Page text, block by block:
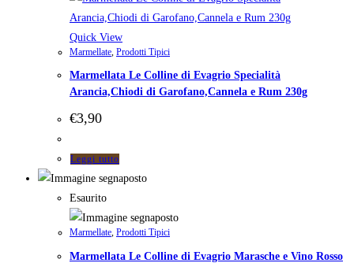
Quick View
Marmellate, Prodotti Tipici
Marmellata Le Colline di Evagrio Specialità
Arancia,Chiodi di Garofano,Cannela e Rum 230g
€3,90
Leggi tutto
Esaurito
Marmellate, Prodotti Tipici
Marmellata Le Colline di Evagrio Marasche e Vino Rosso